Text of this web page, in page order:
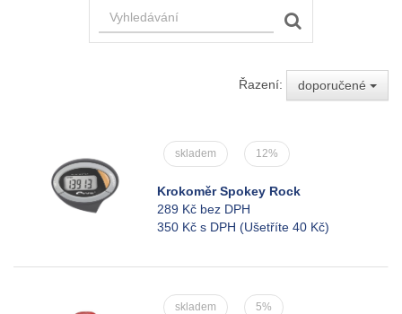
Řazení: doporučené
skladem 12%
Krokoměr Spokey Rock
289 Kč bez DPH
350 Kč s DPH (Ušetříte 40 Kč)
skladem 5%